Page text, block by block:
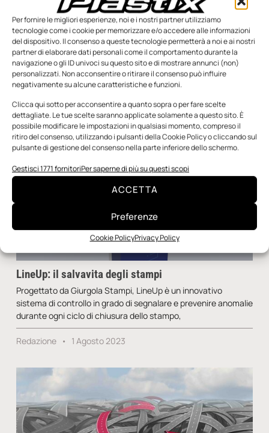
Per fornire le migliori esperienze, noi e i nostri partner utilizziamo
tecnologie come i cookie per memorizzare e/o accedere alle informazioni
del dispositivo. Il consenso a queste tecnologie permetterà a noi e ai nostri
partner di elaborare dati personali come il comportamento durante la
navigazione o gli ID univoci su questo sito e di mostrare annunci (non)
personalizzati. Non acconsentire o ritirare il consenso può influire
negativamente su alcune caratteristiche e funzioni.
Clicca qui sotto per acconsentire a quanto sopra o per fare scelte
dettagliate. Le tue scelte saranno applicate solamente a questo sito. È
possibile modificare le impostazioni in qualsiasi momento, compreso il
ritiro del consenso, utilizzando i pulsanti della Cookie Policy o cliccando sul
pulsante di gestione del consenso nella parte inferiore dello schermo.
Gestisci 1771 fornitoriPer saperne di più su questi scopi
ACCETTA
Preferenze
Cookie PolicyPrivacy Policy
Dimostrando l’importanza delle sinergie tra aziende diverse
del settore della trasformazione di materie plastiche, Giurgola
Stampi ha concluso il 2023 prendendo parte a un importante
Redazione 7 Febbraio 2024
LineUp: il salvavita degli stampi
Progettato da Giurgola Stampi, LineUp è un innovativo
sistema di controllo in grado di segnalare e prevenire anomalie
durante ogni ciclo di chiusura dello stampo,
Redazione 1 Agosto 2023